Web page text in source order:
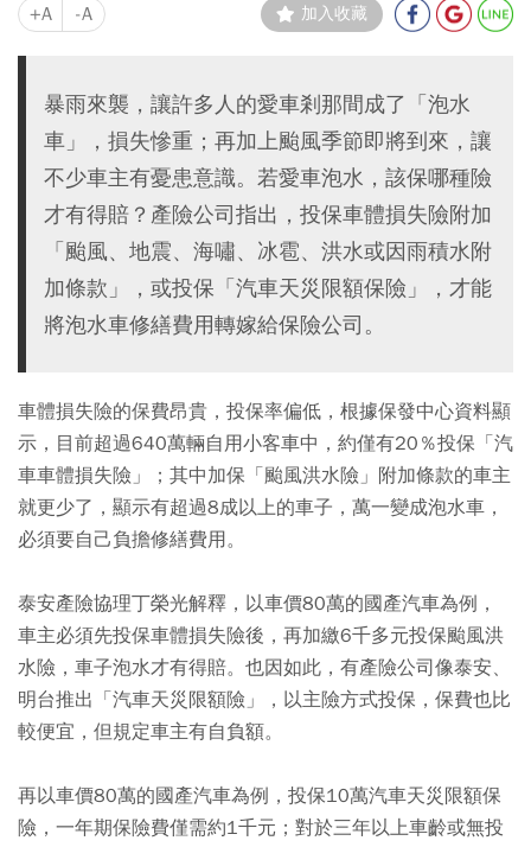
+A -A 加入收藏
暴雨來襲，讓許多人的愛車剎那間成了「泡水
車」，損失慘重；再加上颱風季節即將到來，讓
不少車主有憂患意識。若愛車泡水，該保哪種險
才有得賠？產險公司指出，投保車體損失險附加
「颱風、地震、海嘯、冰雹、洪水或因雨積水附
加條款」，或投保「汽車天災限額保險」，才能
將泡水車修繕費用轉嫁給保險公司。
車體損失險的保費昂貴，投保率偏低，根據保發中心資料顯
示，目前超過640萬輛自用小客車中，約僅有20％投保「汽
車車體損失險」；其中加保「颱風洪水險」附加條款的車主
就更少了，顯示有超過8成以上的車子，萬一變成泡水車，
必須要自己負擔修繕費用。
泰安產險協理丁榮光解釋，以車價80萬的國產汽車為例，
車主必須先投保車體損失險後，再加繳6千多元投保颱風洪
水險，車子泡水才有得賠。也因如此，有產險公司像泰安、
明台推出「汽車天災限額險」，以主險方式投保，保費也比
較便宜，但規定車主有自負額。
再以車價80萬的國產汽車為例，投保10萬汽車天災限額保
險，一年期保險費僅需約1千元；對於三年以上車齡或無投